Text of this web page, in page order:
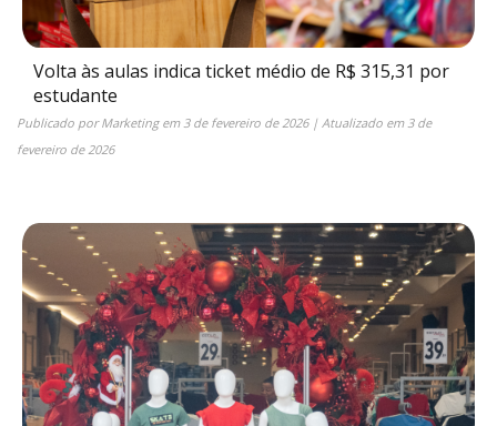
Volta às aulas indica ticket médio de R$ 315,31 por
estudante
Publicado porMarketingem 3 de fevereiro de 2026| Atualizado em 3 de
fevereiro de 2026